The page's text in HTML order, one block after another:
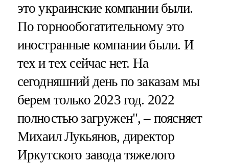
это украинские компании были.
По горнообогатительному это
иностранные компании были. И
тех и тех сейчас нет. На
сегодняшний день по заказам мы
берем только 2023 год. 2022
полностью загружен", – поясняет
Михаил Лукьянов, директор
Иркутского завода тяжелого